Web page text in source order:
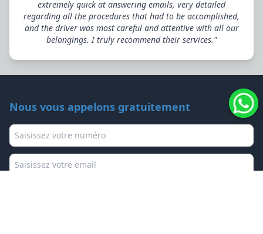
extremely quick at answering emails, very detailed
regarding all the procedures that had to be accomplished,
and the driver was most careful and attentive with all our
belongings. I truly recommend their services."
Nous vous appelons gratuitement
Téléphone
Email